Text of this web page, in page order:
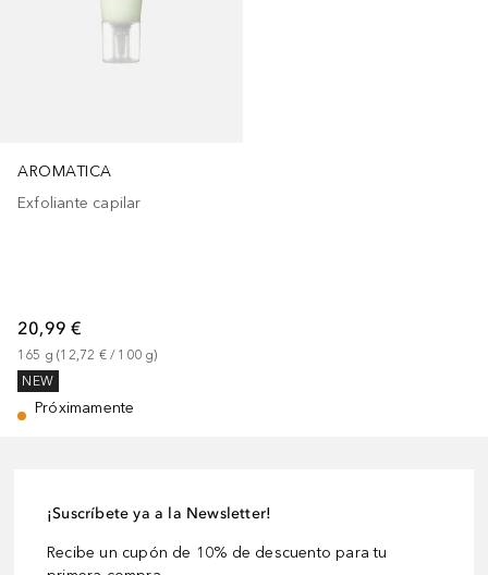
AROMATICA
Exfoliante capilar
20,99 €
165 g (12,72 € / 100 g)
NEW
Próximamente
¡Suscríbete ya a la Newsletter!
Recibe un cupón de 10% de descuento para tu